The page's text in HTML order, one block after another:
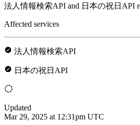
法人情報検索API and 日本の祝日API
Affected services
法人情報検索API
日本の祝日API
Updated
Mar 29, 2025 at 12:31pm UTC